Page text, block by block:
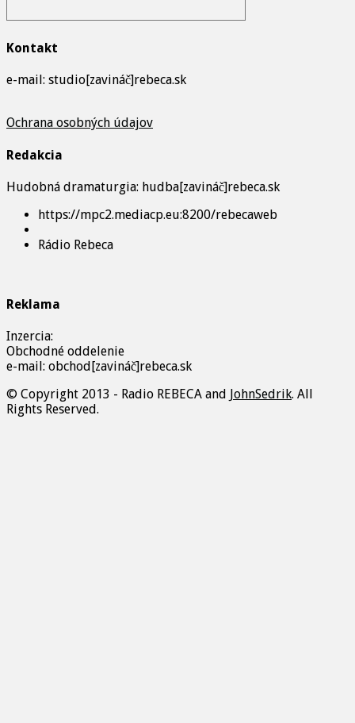
Kontakt
e-mail: studio[zavináč]rebeca.sk
Ochrana osobných údajov
Redakcia
Hudobná dramaturgia: hudba[zavináč]rebeca.sk
https://mpc2.mediacp.eu:8200/rebecaweb
Rádio Rebeca
Reklama
Inzercia:
Obchodné oddelenie
e-mail: obchod[zavináč]rebeca.sk
© Copyright 2013 - Radio REBECA and
JohnSedrik. All
Rights Reserved.